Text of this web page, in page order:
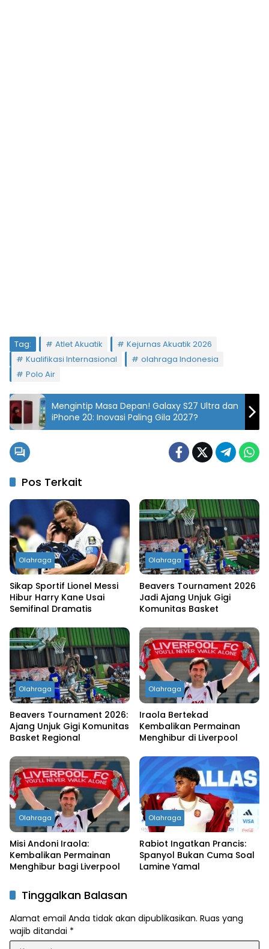
Tag: Atlet Akuatik
Kejurnas Akuatik 2026
Kualifikasi Internasional
olahraga Indonesia
Polo Air
Mengintip Masa Depan! Galaxy S27 Ultra dan
iPhone 20: Inovasi Paling Gila 2027?
Pos Terkait
Olahraga
Sikap Sportif Lionel Messi
Hibur Harry Kane Usai
Semifinal Dramatis
Olahraga
Beavers Tournament 2026
Jadi Ajang Unjuk Gigi
Komunitas Basket
Olahraga
Beavers Tournament 2026:
Ajang Unjuk Gigi Komunitas
Basket Regional
Olahraga
Iraola Bertekad
Kembalikan Permainan
Menghibur di Liverpool
Olahraga
Misi Andoni Iraola:
Kembalikan Permainan
Menghibur bagi Liverpool
Olahraga
Rabiot Ingatkan Prancis:
Spanyol Bukan Cuma Soal
Lamine Yamal
Tinggalkan Balasan
Alamat email Anda tidak akan dipublikasikan. Ruas yang
wajib ditandai *